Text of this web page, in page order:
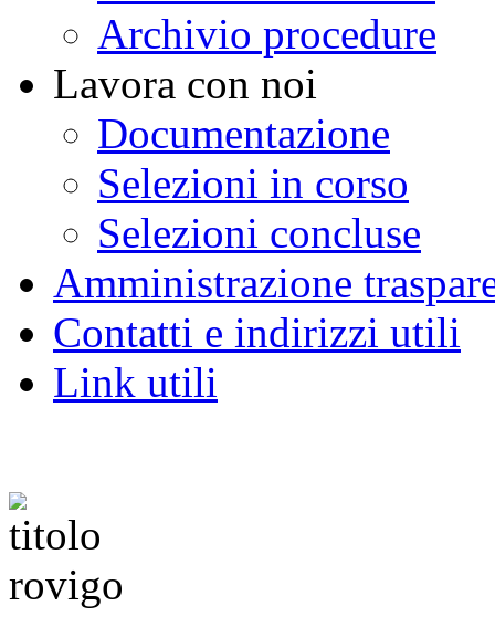
Archivio procedure
Lavora con noi
Documentazione
Selezioni in corso
Selezioni concluse
Amministrazione
Contatti e indirizzi utili
Link utili